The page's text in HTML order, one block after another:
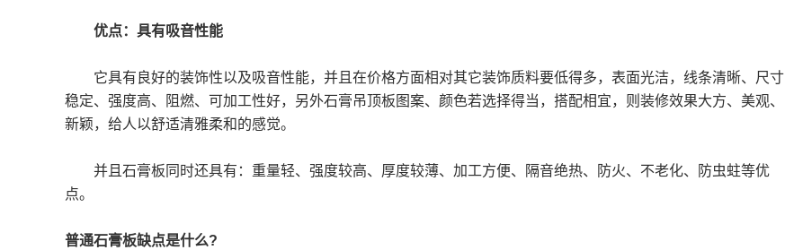
优点：具有吸音性能
它具有良好的装饰性以及吸音性能，并且在价格方面相对其它装饰质料要低得多，表面光洁，线条清晰、尺寸
稳定、强度高、阻燃、可加工性好，另外石膏吊顶板图案、颜色若选择得当，搭配相宜，则装修效果大方、美观、
新颖，给人以舒适清雅柔和的感觉。
并且石膏板同时还具有：重量轻、强度较高、厚度较薄、加工方便、隔音绝热、防火、不老化、防虫蛀等优
点。
普通石膏板缺点是什么?